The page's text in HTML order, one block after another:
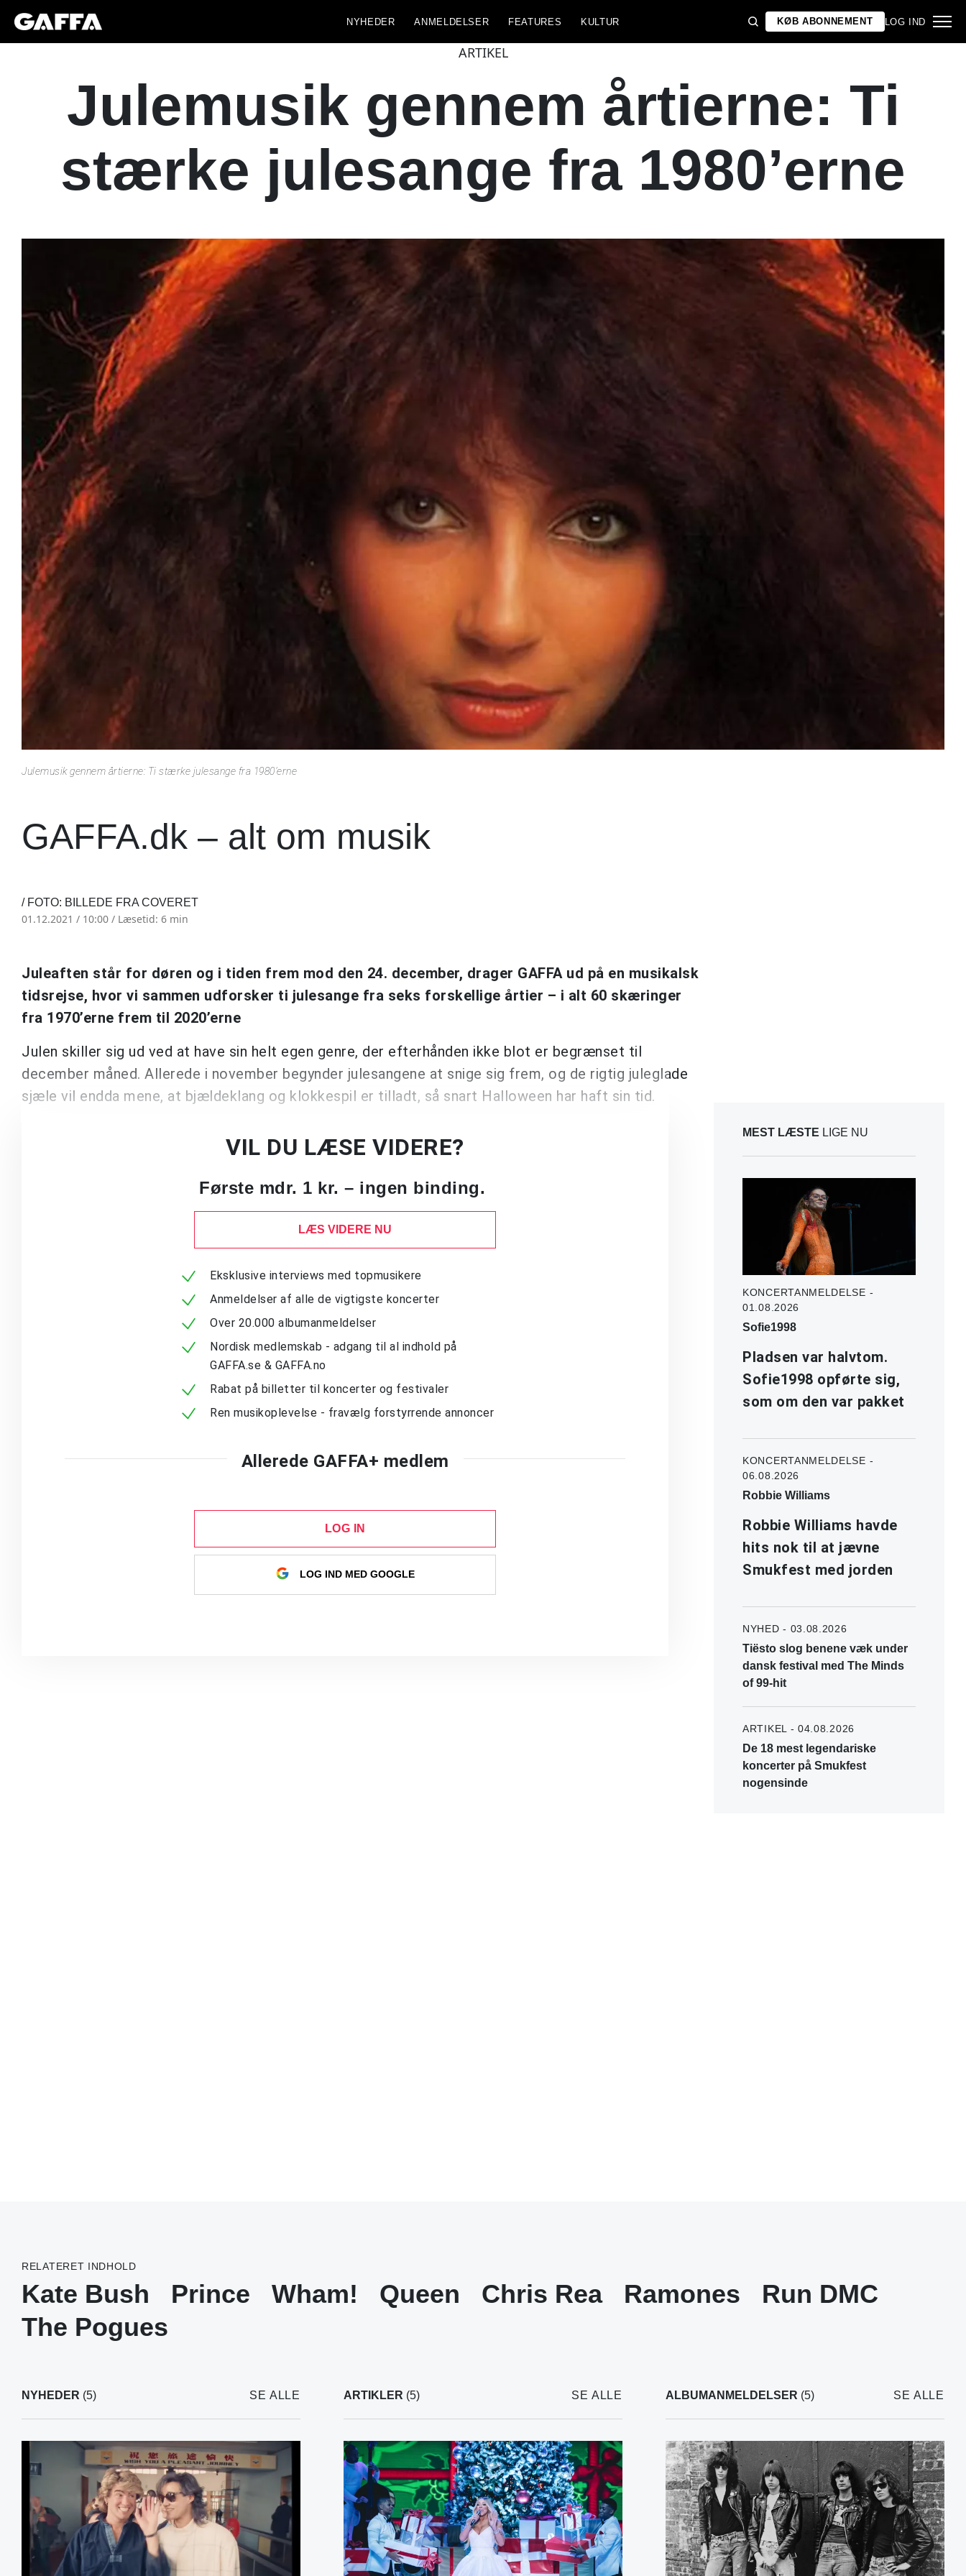
NYHEDER ANMELDELSER FEATURES KULTUR KØB ABONNEMENT LOG IND
ARTIKEL
Julemusik gennem årtierne: Ti
stærke julesange fra 1980’erne
Julemusik gennem årtierne: Ti stærke julesange fra 1980’erne
GAFFA.dk – alt om musik
/ FOTO: BILLEDE FRA COVERET
01.12.2021 / 10:00 / Læsetid: 6 min
Juleaften står for døren og i tiden frem mod den 24. december, drager GAFFA ud på en musikalsk
tidsrejse, hvor vi sammen udforsker ti julesange fra seks forskellige årtier – i alt 60 skæringer
fra 1970’erne frem til 2020’erne
Julen skiller sig ud ved at have sin helt egen genre, der efterhånden ikke blot er begrænset til
december måned. Allerede i november begynder julesangene at snige sig frem, og de rigtig juleglade
sjæle vil endda mene, at bjældeklang og klokkespil er tilladt, så snart Halloween har haft sin tid.
VIL DU LÆSE VIDERE?
Første mdr. 1 kr. – ingen binding.
LÆS VIDERE NU
Eksklusive interviews med topmusikere
Anmeldelser af alle de vigtigste koncerter
Over 20.000 albumanmeldelser
Nordisk medlemskab - adgang til al indhold på
GAFFA.se & GAFFA.no
Rabat på billetter til koncerter og festivaler
Ren musikoplevelse - fravælg forstyrrende annoncer
Allerede GAFFA+ medlem
LOG IN
LOG IND MED GOOGLE
MEST LÆSTE LIGE NU
KONCERTANMELDELSE -
01.08.2026
Sofie1998
Pladsen var halvtom.
Sofie1998 opførte sig,
som om den var pakket
KONCERTANMELDELSE -
06.08.2026
Robbie Williams
Robbie Williams havde
hits nok til at jævne
Smukfest med jorden
NYHED - 03.08.2026
Tiësto slog benene væk under
dansk festival med The Minds
of 99-hit
ARTIKEL - 04.08.2026
De 18 mest legendariske
koncerter på Smukfest
nogensinde
RELATERET INDHOLD
Kate Bush Prince Wham! Queen Chris Rea Ramones
Run DMC
The Pogues
NYHEDER (5) SE ALLE ARTIKLER (5) SE ALLE ALBUMANMELDELSER (5) SE ALLE